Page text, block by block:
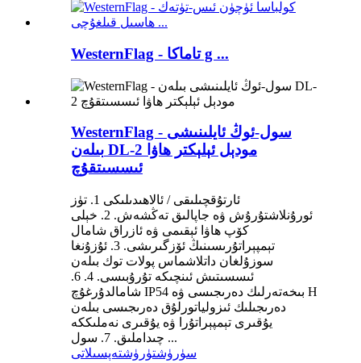
WesternFlag - تاماكا g ...
WesternFlag - سول-ئوڭ ئايلىنىشى
بىلەن DL-2 مودېل ئېلېكتر ھاۋا
ئىسسىتقۇچ
ئارتۇقچىلىقى / ئالاھىدىلىكى 1. تۈز
ئورۇنلاشتۇرۇش ۋە جاپالىق تەڭشەش. 2. خېلى
كۆپ ھاۋا ئېقىمى ۋە ئازراق شامال
تېمپېراتۇرىسىنىڭ ئۆزگىرىشى. 3. ئۇزۇنغا
سوزۇلغان داتلاشماس پولات توك بىلەن
ئىسسىتىش ئىنچىكە تۇرۇبىسى. 4. 6.
شامالدۇرغۇچ IP54 بىخەتەرلىك دەرىجىسى ۋە H
دەرىجىلىك ئىزولياتورلۇق دەرىجىسى بىلەن
يۇقىرى تېمپېراتۇرا ۋە يۇقىرى نەملىككە
چىداملىق. 7. سول ...
سۈرۈشتۈرۈشتەپسىلاتى